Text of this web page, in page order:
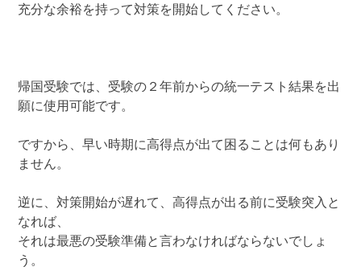
充分な余裕を持って対策を開始してください。
帰国受験では、受験の２年前からの統一テスト結果を出
願に使用可能です。
ですから、早い時期に高得点が出て困ることは何もあり
ません。
逆に、対策開始が遅れて、高得点が出る前に受験突入と
なれば、
それは最悪の受験準備と言わなければならないでしょ
う。